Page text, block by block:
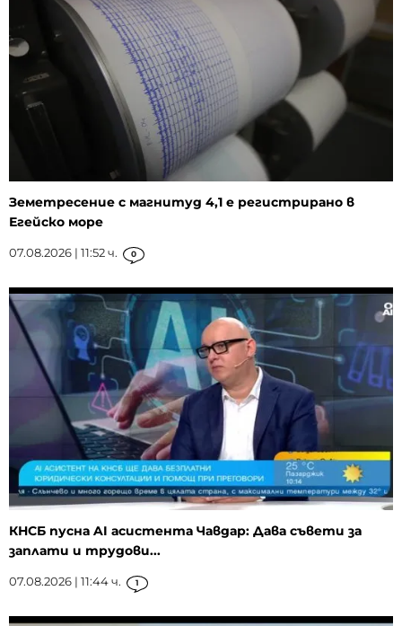
Земетресение с магнитуд 4,1 е регистрирано в
Егейско море
07.08.2026 | 11:52 ч. 0
КНСБ пусна AI асистента Чавдар: Дава съвети за
заплати и трудови...
07.08.2026 | 11:44 ч. 1